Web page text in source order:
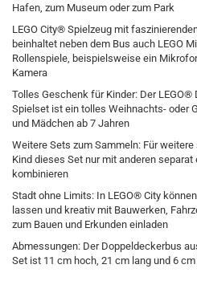
Hafen, zum Museum oder zum Park
LEGO City® Spielzeug mit
beinhaltet neben dem Bus auch LEGO
Rollenspiele, beispielsweise ein
Kamera
Tolles Geschenk für Kinder: Der
Spielset ist ein tolles Weihnachts- oder
und Mädchen ab 7 Jahren
Weitere Sets zum Sammeln: Für
Kind dieses Set nur mit anderen
kombinieren
Stadt ohne Limits: In LEGO® City
lassen und kreativ mit Bauwerken,
zum Bauen und Erkunden einladen
Abmessungen: Der Doppeldeckerbus
Set ist 11 cm hoch, 21 cm lang und 6